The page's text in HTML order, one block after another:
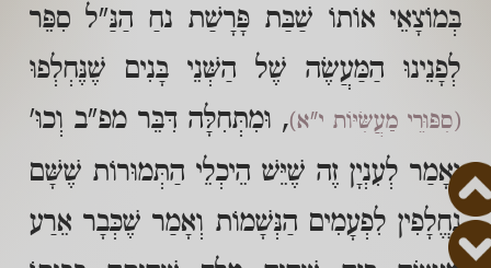
בְּמוֹצָאֵי אוֹתוֹ שַׁבַּת פָּרָשַׁת נחַ הַנַּ"ל סִפֵּר
לְפָנֵינוּ הַמַּעֲשֶׂה שֶׁל הַשְּׁנֵי בָּנִים שֶׁנֶּחְלְפוּ
(סִפּוּרֵי מַעֲשִּׂיּוֹת י"א), וּמִתְּחִלָּה דִּבֵּר מפ"ב וְכוּ'
וְאָמַר לְעִנְיָן זֶה שֶׁיֵּשׁ הֵיכְלֵי הַתְּמוּרוֹת שֶׁשָּׁם
נֶחֱלָפִין לִפְעָמִים הַנְּשָׁמוֹת וְאָמַר שֶׁכְּבָר אֵרַע